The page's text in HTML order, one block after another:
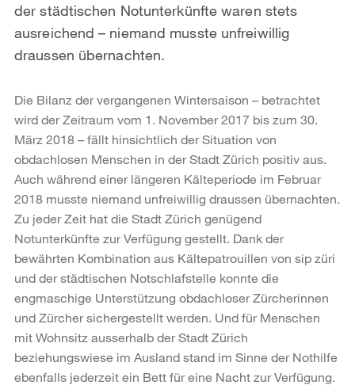
der städtischen Notunterkünfte waren stets
ausreichend – niemand musste unfreiwillig
draussen übernachten.
Die Bilanz der vergangenen Wintersaison – betrachtet
wird der Zeitraum vom 1. November 2017 bis zum 30.
März 2018 – fällt hinsichtlich der Situation von
obdachlosen Menschen in der Stadt Zürich positiv aus.
Auch während einer längeren Kälteperiode im Februar
2018 musste niemand unfreiwillig draussen übernachten.
Zu jeder Zeit hat die Stadt Zürich genügend
Notunterkünfte zur Verfügung gestellt. Dank der
bewährten Kombination aus Kältepatrouillen von sip züri
und der städtischen Notschlafstelle konnte die
engmaschige Unterstützung obdachloser Zürcherinnen
und Zürcher sichergestellt werden. Und für Menschen
mit Wohnsitz ausserhalb der Stadt Zürich
beziehungswiese im Ausland stand im Sinne der Nothilfe
ebenfalls jederzeit ein Bett für eine Nacht zur Verfügung.